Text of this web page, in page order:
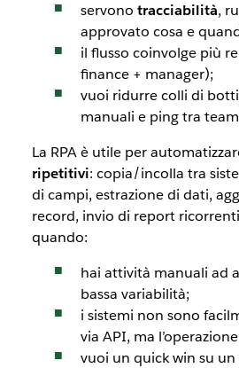
servono tracciabilità,
approvato cosa e
il flusso coinvolge più
finance + manager);
vuoi ridurre colli di
manuali e pingtra
La RPA è utile per
ripetitivi: copia/incolla tra
di campi, estrazione di dati,
record, invio di report
quando:
hai attività manuali ad
bassa variabilità;
i sistemi non sono
via API, ma
vuoi un quick win su